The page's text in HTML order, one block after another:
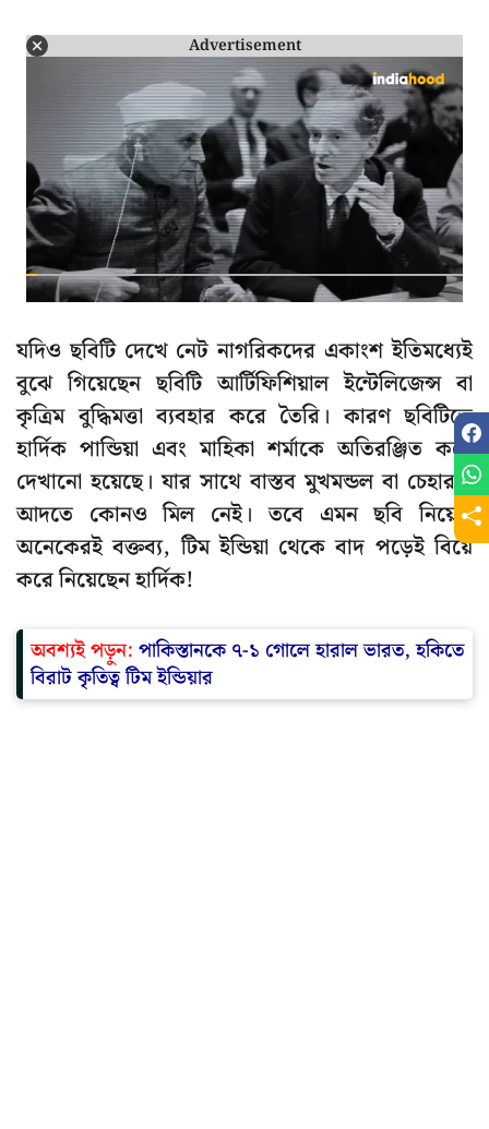
Advertisement
যদিও ছবিটি দেখে নেট নাগরিকদের একাংশ ইতিমধ্যেই
বুঝে গিয়েছেন ছবিটি আর্টিফিশিয়াল ইন্টেলিজেন্স বা
কৃত্রিম বুদ্ধিমত্তা ব্যবহার করে তৈরি। কারণ ছবিটিতে
হার্দিক পান্ডিয়া এবং মাহিকা শর্মাকে অতিরঞ্জিত করে
দেখানো হয়েছে। যার সাথে বাস্তব মুখমন্ডল বা চেহারার
আদতে কোনও মিল নেই। তবে এমন ছবি নিয়েও
অনেকেরই বক্তব্য, টিম ইন্ডিয়া থেকে বাদ পড়েই বিয়ে
করে নিয়েছেন হার্দিক!
অবশ্যই পড়ুন: পাকিস্তানকে ৭-১ গোলে হারাল ভারত, হকিতে
বিরাট কৃতিত্ব টিম ইন্ডিয়ার